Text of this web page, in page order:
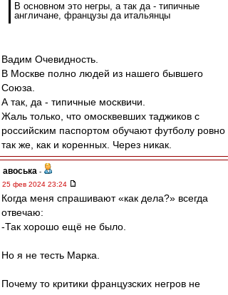
В основном это негры, а так да - типичные
англичане, французы да итальянцы
Вадим Очевидность.
В Москве полно людей из нашего бывшего
Союза.
А так, да - типичные москвичи.
Жаль только, что омосквевших таджиков с
российским паспортом обучают футболу ровно
так же, как и коренных. Через никак.
авоська -
25 фев 2024 23:24
Когда меня спрашивают «как дела?» всегда
отвечаю:
-Так хорошо ещё не было.
Но я не тесть Марка.
Почему то критики французских негров не